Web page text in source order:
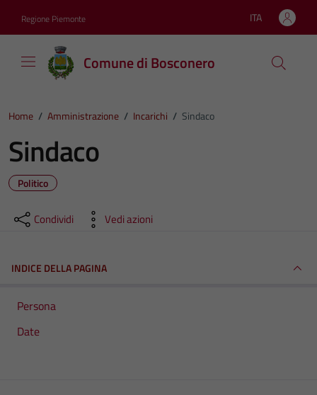
Regione Piemonte Lingua attiva:
ITA
Comune di Bosconero
Home / Amministrazione / Incarichi / Sindaco
Sindaco
Politico
Condividi Vedi azioni
INDICE DELLA PAGINA
Persona
Date